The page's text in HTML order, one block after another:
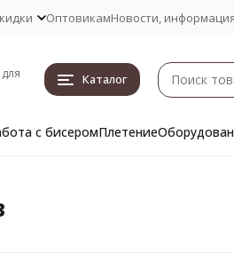
ОптовикамНовости, информация
Каталог
с бисеромПлетение